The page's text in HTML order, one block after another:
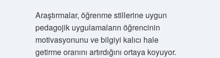
Araştırmalar, öğrenme stillerine uygun
pedagojik uygulamaların öğrencinin
motivasyonunu ve bilgiyi kalıcı hale
getirme oranını artırdığını ortaya koyuyor.